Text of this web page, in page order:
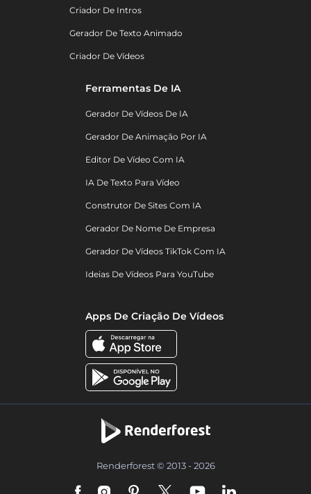
Criador De Intros
Gerador De Texto Animado
Criador De Vídeos
Ferramentas De IA
Gerador De Vídeos De IA
Gerador De Animação Por IA
Editor De Vídeo Com IA
IA De Texto Para Vídeo
Construtor De Sites Com IA
Gerador De Nome De Empresa
Gerador De Vídeos TikTok Com IA
Ideias De Vídeos Para YouTube
Apps De Criação De Vídeos
Renderforest © 2013 - 2026